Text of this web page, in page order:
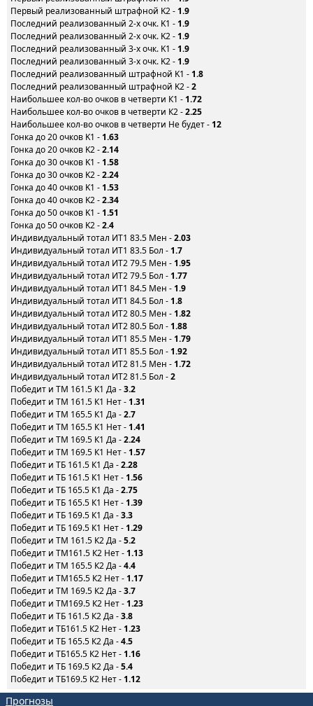
Первый реализованный штрафной K2 - 1.9
Последний реализованный 2-х очк. K1 - 1.9
Последний реализованный 2-х очк. K2 - 1.9
Последний реализованный 3-х очк. K1 - 1.9
Последний реализованный 3-х очк. K2 - 1.9
Последний реализованный штрафной K1 - 1.8
Последний реализованный штрафной K2 -2
Наибольшее кол-во очков в четверти К1 - 1.72
Наибольшее кол-во очков в четверти К2 -2.25
Наибольшее кол-во очков в четверти Не будет - 12
Гонка до 20 очков K1 - 1.63
Гонка до 20 очков K2 -2.14
Гонка до 30 очков K1 - 1.58
Гонка до 30 очков K2 -2.24
Гонка до 40 очков K1 - 1.53
Гонка до 40 очков K2 -2.34
Гонка до 50 очков K1 - 1.51
Гонка до 50 очков K2 -2.4
Индивидуальный тотал ИТ1 83.5 Мен -2.03
Индивидуальный тотал ИТ1 83.5 Бол - 1.7
Индивидуальный тотал ИТ2 79.5 Мен - 1.95
Индивидуальный тотал ИТ2 79.5 Бол - 1.77
Индивидуальный тотал ИТ1 84.5 Мен - 1.9
Индивидуальный тотал ИТ1 84.5 Бол - 1.8
Индивидуальный тотал ИТ2 80.5 Мен - 1.82
Индивидуальный тотал ИТ2 80.5 Бол - 1.88
Индивидуальный тотал ИТ1 85.5 Мен - 1.79
Индивидуальный тотал ИТ1 85.5 Бол - 1.92
Индивидуальный тотал ИТ2 81.5 Мен - 1.72
Индивидуальный тотал ИТ2 81.5 Бол -2
Победит и ТМ 161.5 К1 Да -3.2
Победит и ТМ 161.5 К1 Нет - 1.31
Победит и ТМ 165.5 К1 Да -2.7
Победит и ТМ 165.5 К1 Нет - 1.41
Победит и ТМ 169.5 К1 Да -2.24
Победит и ТМ 169.5 К1 Нет - 1.57
Победит и ТБ 161.5 К1 Да -2.28
Победит и ТБ 161.5 К1 Нет - 1.56
Победит и ТБ 165.5 К1 Да -2.75
Победит и ТБ 165.5 К1 Нет - 1.39
Победит и ТБ 169.5 К1 Да -3.3
Победит и ТБ 169.5 К1 Нет - 1.29
Победит и ТМ 161.5 К2 Да -5.2
Победит и ТМ161.5 К2 Нет - 1.13
Победит и ТМ 165.5 К2 Да -4.4
Победит и ТМ165.5 К2 Нет - 1.17
Победит и ТМ 169.5 К2 Да -3.7
Победит и ТМ169.5 К2 Нет - 1.23
Победит и ТБ 161.5 К2 Да -3.8
Победит и ТБ161.5 К2 Нет - 1.23
Победит и ТБ 165.5 К2 Да -4.5
Победит и ТБ165.5 К2 Нет - 1.16
Победит и ТБ 169.5 К2 Да -5.4
Победит и ТБ169.5 К2 Нет - 1.12
Прогнозы